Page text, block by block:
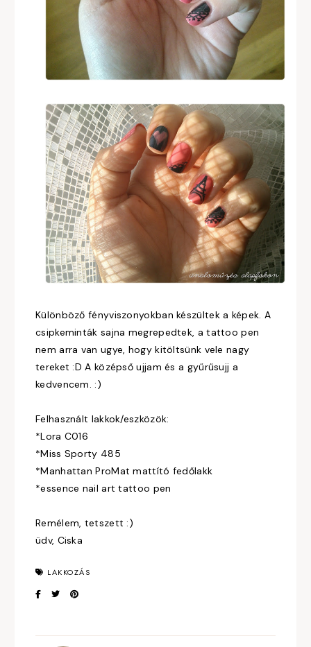
Különböző fényviszonyokban készültek a képek. A
csipkeminták sajna megrepedtek, a tattoo pen
nem arra van ugye, hogy kitöltsünk vele nagy
tereket :D A középső ujjam és a gyűrűsujj a
kedvencem. :)
Felhasznált lakkok/eszközök:
*Lora C016
*Miss Sporty 485
*Manhattan ProMat mattító fedőlakk
*essence nail art tattoo pen
Remélem, tetszett :)
üdv, Ciska
LAKKOZÁS